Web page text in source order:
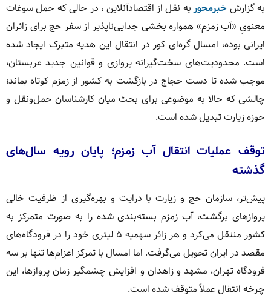
به گزارش خبرمحوربه نقل از اقتصادآنلاین ، در حالی که حمل سوغات
معنویِ «آب زمزم» همواره بخشی جدایی‌ناپذیر از سفر حج برای زائران
ایرانی بوده، امسال گره‌ای کور در انتقال این هدیه متبرک ایجاد شده
است. محدودیت‌های سخت‌گیرانه پروازی و قوانین جدید عربستان،
موجب شده تا دست حجاج در بازگشت به کشور از زمزم کوتاه بماند؛
چالشی که حالا به موضوعی برای بحث میان کارشناسان حمل‌ونقل و
حوزه زیارت تبدیل شده است.
توقف عملیات انتقال آب زمزم؛ پایان رویه سال‌های
گذشته
پیش‌تر، سازمان حج و زیارت با درایت و بهره‌گیری از ظرفیت خالی
پرواز‌های برگشت، آب زمزم بسته‌بندی شده را به صورت متمرکز به
کشور منتقل می‌کرد و هر زائر سهمیه ۵ لیتری خود را در فرودگاه‌های
مقصد در ایران تحویل می‌گرفت. اما امسال با تمرکز اعزام‌ها تنها بر سه
فرودگاه تهران، مشهد و زاهدان و افزایش چشمگیر زمان پروازها، این
چرخه انتقال عملاً متوقف شده است.